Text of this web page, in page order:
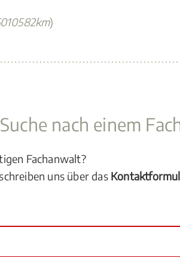
)
nach einem
Fachanwalt?
uns über das